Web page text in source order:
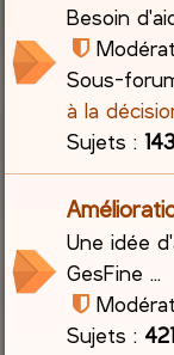
Besoin
Sous-
à la
Sujets :
Une idée
GesFine ...
Sujets : 421